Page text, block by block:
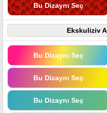
Bu Dizaynı Seç
Ekskuliziv
Bu Dizaynı Seç
Bu Dizaynı Seç
Bu Dizaynı Seç